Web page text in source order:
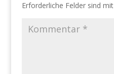
Erforderliche Felder sind mit